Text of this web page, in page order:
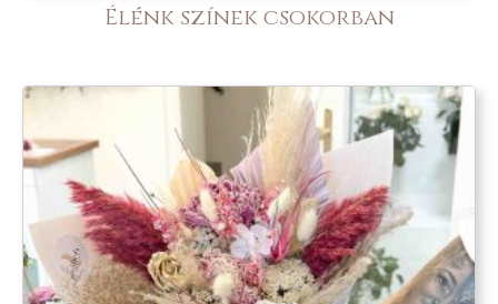
Élénk színek csokorban